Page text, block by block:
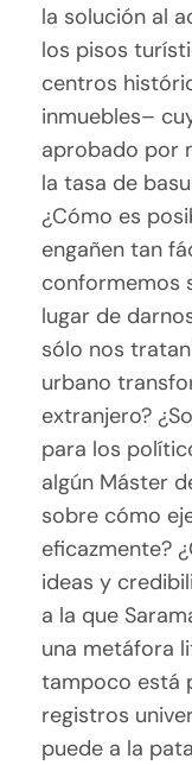
la solución al
los pisos
centros
inmuebles–
aprobado por
la tasa de
¿Cómo es
engañen tan
conformemos
lugar de
sólo nos
urbano
extranjero?
para los
algún Máster
sobre cómo
eficazmente?
ideas y
a la que
una metáfora
tampoco está
registros
puede a la